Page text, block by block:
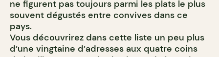
ne figurent pas toujours parmi les plats le plus
souvent dégustés entre convives dans ce
pays.
Vous découvrirez dans cette liste un peu plus
d’une vingtaine d’adresses aux quatre coins